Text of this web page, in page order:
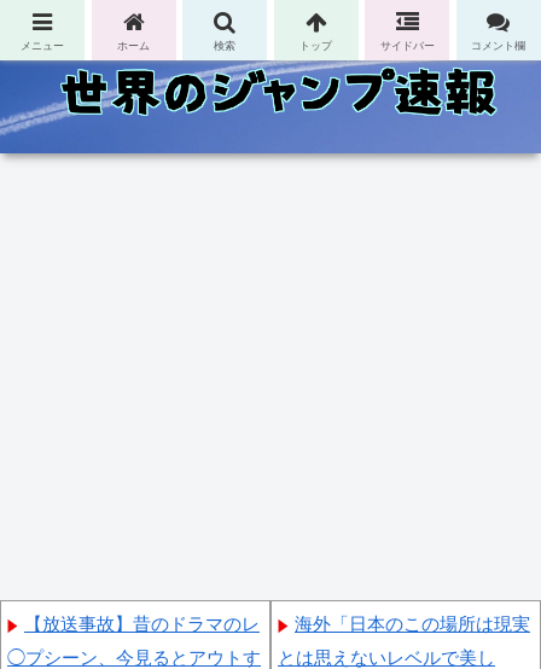
コンテンツへスキップ
【放送事故】昔のドラマのレ
◯プシーン、今見るとアウトす
海外「日本のこの場所は現実
とは思えないレベルで美し
メニュー ホーム 検索 トップ サイドバー コメント欄